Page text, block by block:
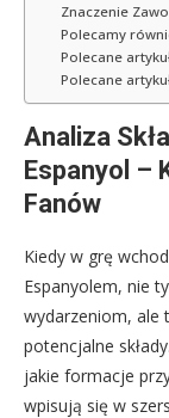
Znaczenie
Polecamy
Polecane
Polecane
Analiza
Espanyol –
Fanów
Kiedy w grę
Espanyolem, nie
wydarzeniom, ale
potencjalne
jakie formacje
wpisują się w